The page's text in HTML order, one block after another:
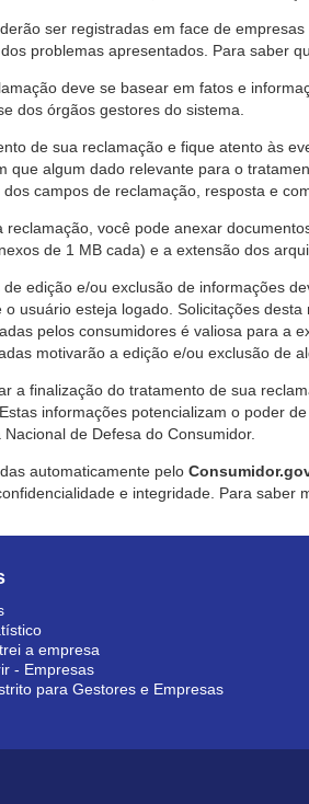
ser registradas em face de
problemas apresentados. Para saber
deve se basear em fatos e
dos órgãos gestores do sistema.
de sua reclamação e fique atento às
que algum dado relevante para o
campos de reclamação, resposta e
reclamação, você pode anexar
de 1 MB cada) e a extensão dos
de edição e/ou exclusão de informações
usuário esteja logado. Solicitações
pelos consumidores é valiosa para a
motivarão a edição e/ou exclusão de
a finalização do tratamento de sua
informações potencializam o poder
de Defesa do Consumidor.
automaticamente pelo
e integridade. Para
a empresa
- Empresas
para Gestores e Empresas